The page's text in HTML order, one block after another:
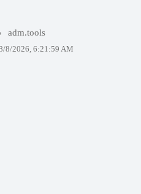
adm.tools
8/2026, 6:21:59 AM